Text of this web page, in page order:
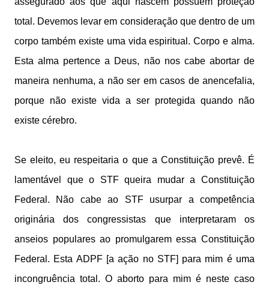
total. Devemos levar em consideração que dentro de um
corpo também existe uma vida espiritual. Corpo e alma.
Esta alma pertence a Deus, não nos cabe abortar de
maneira nenhuma, a não ser em casos de anencefalia,
porque não existe vida a ser protegida quando não
existe cérebro.
Se eleito, eu respeitaria o que a Constituição prevê. É
lamentável que o STF queira mudar a Constituição
Federal. Não cabe ao STF usurpar a competência
originária dos congressistas que interpretaram os
anseios populares ao promulgarem essa Constituição
Federal. Esta ADPF [a ação no STF] para mim é uma
incongruência total. O aborto para mim é neste caso